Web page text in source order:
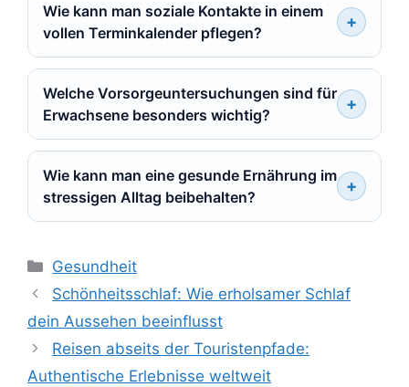
Wie kann man soziale Kontakte in einem
vollen Terminkalender pflegen?
Welche Vorsorgeuntersuchungen sind für
Erwachsene besonders wichtig?
Wie kann man eine gesunde Ernährung im
stressigen Alltag beibehalten?
Kategorien
Gesundheit
Schönheitsschlaf: Wie erholsamer Schlaf
dein Aussehen beeinflusst
Reisen abseits der Touristenpfade:
Authentische Erlebnisse weltweit